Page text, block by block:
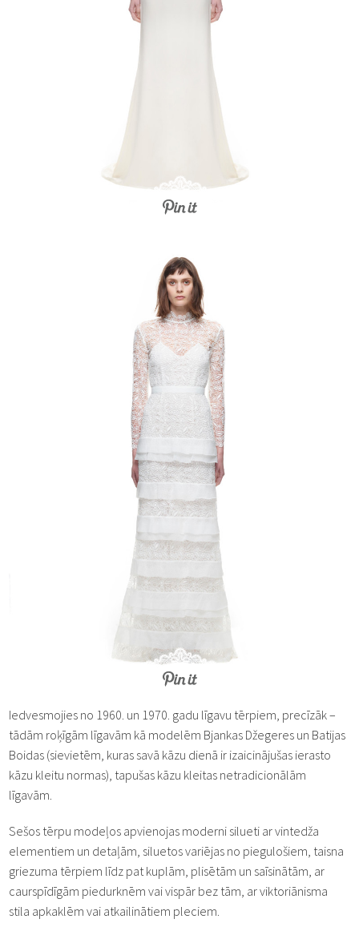
Iedvesmojies no 1960. un 1970. gadu līgavu tērpiem, precīzāk –
tādām roķīgām līgavām kā modelēm Bjankas Džegeres un Batijas
Boidas (sievietēm, kuras savā kāzu dienā ir izaicinājušas ierasto
kāzu kleitu normas), tapušas kāzu kleitas netradicionālām
līgavām.
Sešos tērpu modeļos apvienojas moderni silueti ar vintedža
elementiem un detaļām, siluetos variējas no piegulošiem, taisna
griezuma tērpiem līdz pat kuplām, plisētām un saīsinātām, ar
caurspīdīgām piedurknēm vai vispār bez tām, ar viktoriānisma
stila apkaklēm vai atkailinātiem pleciem.